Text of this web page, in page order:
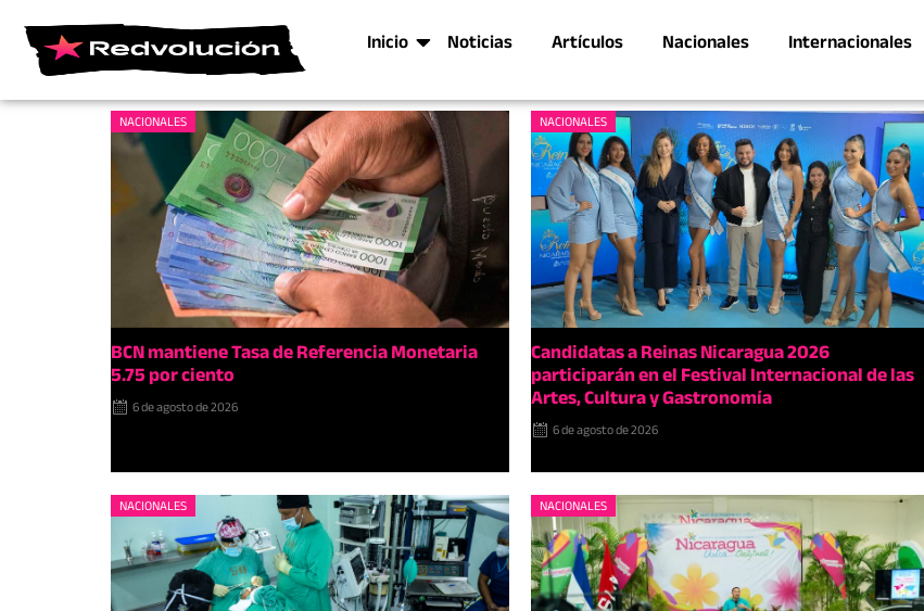
Inicio Noticias Artículos Nacionales Internacionales
NACIONALES
BCN mantiene Tasa de Referencia Monetaria
5.75 por ciento
6 de agosto de 2026
NACIONALES
Candidatas a Reinas Nicaragua 2026
participarán en el Festival Internacional de las
Artes, Cultura y Gastronomía
6 de agosto de 2026
NACIONALES NACIONALES